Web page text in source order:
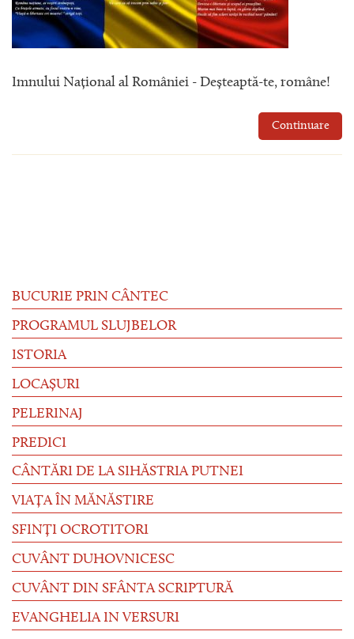
Imnului Național al României - Deșteaptă-te, române!
Continuare
BUCURIE PRIN CÂNTEC
PROGRAMUL SLUJBELOR
ISTORIA
LOCAȘURI
PELERINAJ
PREDICI
CÂNTĂRI DE LA SIHĂSTRIA PUTNEI
VIAȚA ÎN MĂNĂSTIRE
SFINȚI OCROTITORI
CUVÂNT DUHOVNICESC
CUVÂNT DIN SFÂNTA SCRIPTURĂ
EVANGHELIA IN VERSURI